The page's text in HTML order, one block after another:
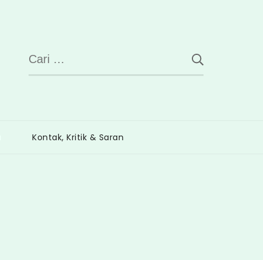
Cari
untuk:
Kontak, Kritik & Saran